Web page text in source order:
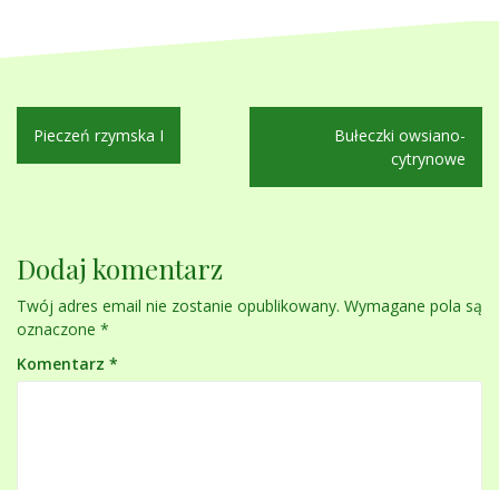
Nawigacja
wpisu
Pieczeń rzymska I
Bułeczki owsiano-
cytrynowe
Dodaj komentarz
Twój adres email nie zostanie opublikowany. Wymagane pola są
oznaczone *
Komentarz *